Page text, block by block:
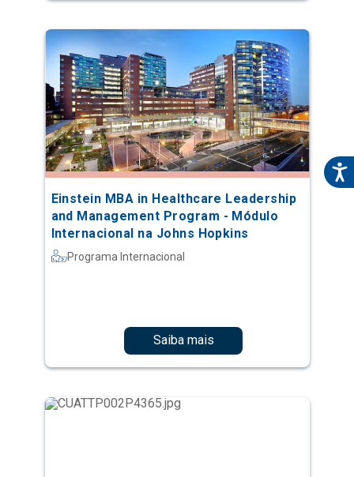
Einstein MBA in Healthcare Leadership
and Management Program - Módulo
Internacional na Johns Hopkins
Programa Internacional
Saiba mais